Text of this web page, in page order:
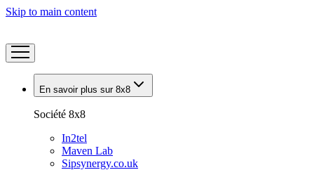
Skip to main content
En savoir plus sur 8x8
Société 8x8
In2tel
Maven Lab
Sipsynergy.co.uk